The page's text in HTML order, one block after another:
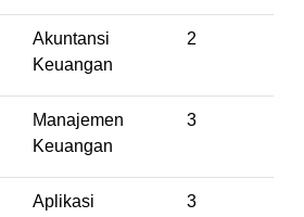
Akuntansi
Keuangan
2
Manajemen
Keuangan
3
Aplikasi
3